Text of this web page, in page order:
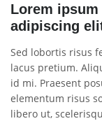
Lorem
adipiscing
Sed lobortis risus
lacus pretium.
id mi. Praesent
elementum risus
libero ut,